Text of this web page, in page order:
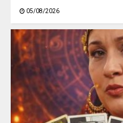
05/08/2026